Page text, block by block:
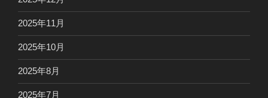
2025年11月
2025年10月
2025年8月
2025年7月